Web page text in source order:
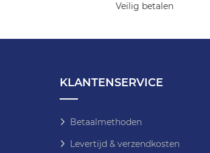
Veilig betalen
KLANTENSERVICE
Betaalmethoden
Levertijd & verzendkosten